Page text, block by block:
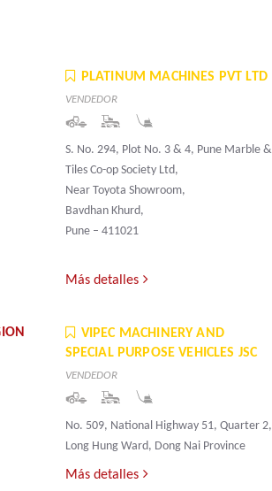
PLATINUM MACHINES PVT LTD
VENDEDOR
S. No. 294, Plot No. 3 & 4, Pune Marble &
Tiles Co-op Society Ltd,
Near Toyota Showroom,
Bavdhan Khurd,
Pune – 411021
Más detalles
VIPEC MACHINERY AND
SPECIAL PURPOSE VEHICLES JSC
VENDEDOR
No. 509, National Highway 51, Quarter 2,
Long Hung Ward, Dong Nai Province
Más detalles